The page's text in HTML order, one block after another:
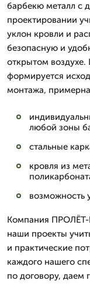
барбекю металл с
проектировании
уклон кровли и
безопасную и
открытом
формируется
монтажа,
любой зоны
стальные
кровля из
возможность
Компания ПРОЛЁТ-
наши проекты
и практические
каждого нашего
по договору, даем